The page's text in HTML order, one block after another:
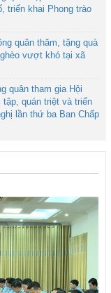
triển khai Phong trào
quân thăm, tặng quà
vượt khó tại xã
quân tham gia Hội
quán triệt và triển
lần thứ ba Ban Chấp